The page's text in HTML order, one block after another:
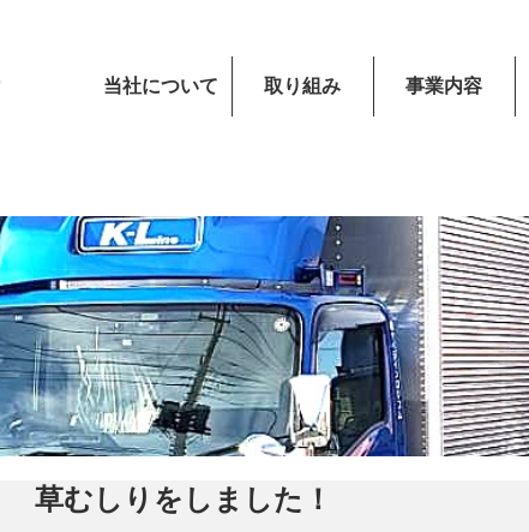
当社について 取り組み 事業内容
草むしりをしました！